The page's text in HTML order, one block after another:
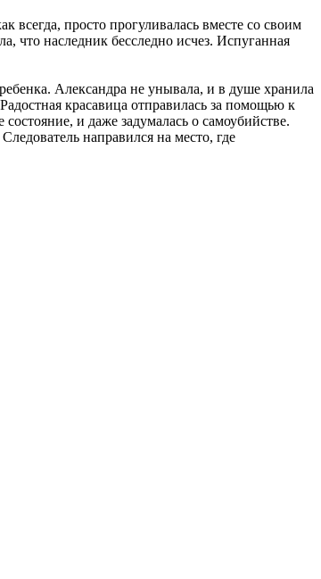
просто прогуливалась вместе со своим
наследник бесследно исчез. Испуганная
Александра не унывала, и в душе хранила
красавица отправилась за помощью к
и даже задумалась о самоубийстве.
направился на место, где